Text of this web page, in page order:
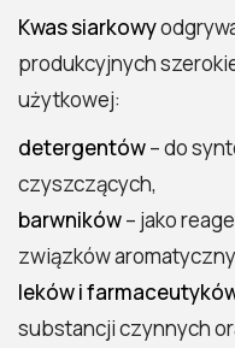
Kwas siarkowy
produkcyjnych
użytkowej:
detergentów– do
czyszczących,
barwników– jako
związków
leków i
substancji czynnych